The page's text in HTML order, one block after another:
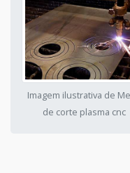
Imagem ilustrativa de
de corte plasma cnc